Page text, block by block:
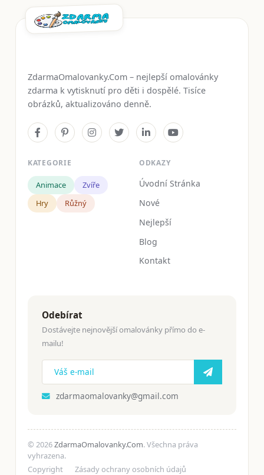
ZdarmaOmalovanky.Com – nejlepší omalovánky
zdarma k vytisknutí pro děti i dospělé. Tisíce
obrázků, aktualizováno denně.
KATEGORIE
Animace
Zvíře
Hry
Růžný
ODKAZY
Úvodní Stránka
Nové
Nejlepší
Blog
Kontakt
Odebírat
Dostávejte nejnovější omalovánky přímo do e-
mailu!
zdarmaomalovanky@gmail.com
© 2026ZdarmaOmalovanky.Com. Všechna práva
vyhrazena.
Copyright
Zásady ochrany osobních údajů